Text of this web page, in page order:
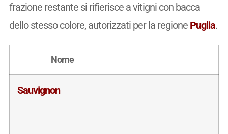
frazione restante si rifierisce a vitigni con bacca
dello stesso colore, autorizzati per la regione Puglia.
Nome
Sauvignon